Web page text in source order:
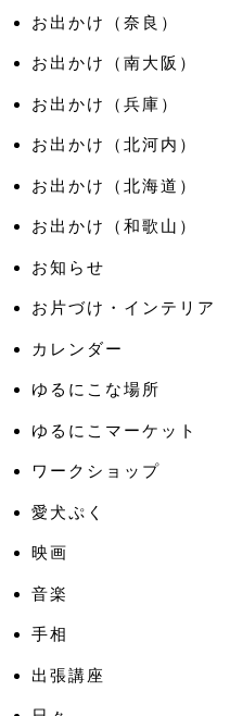
お出かけ（奈良）
お出かけ（南大阪）
お出かけ（兵庫）
お出かけ（北河内）
お出かけ（北海道）
お出かけ（和歌山）
お知らせ
お片づけ・インテリア
カレンダー
ゆるにこな場所
ゆるにこマーケット
ワークショップ
愛犬ぷく
映画
音楽
手相
出張講座